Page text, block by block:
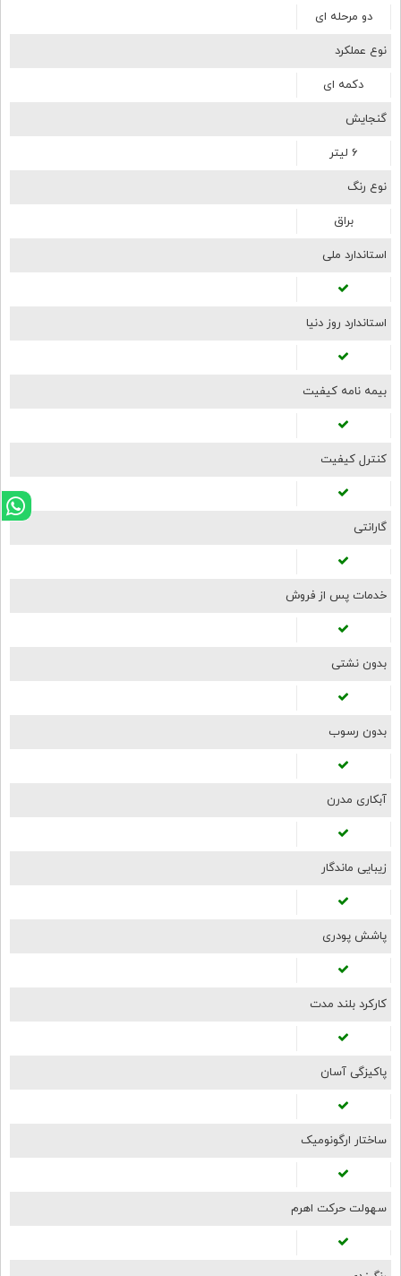
دو مرحله ای
نوع عملکرد
دکمه ای
گنجایش
6 لیتر
نوع رنگ
براق
استاندارد ملی
استاندارد روز دنیا
بیمه نامه کیفیت
کنترل کیفیت
گارانتی
خدمات پس از فروش
بدون نشتی
بدون رسوب
آبکاری مدرن
زیبایی ماندگار
پاشش پودری
کارکرد بلند مدت
پاکیزگی آسان
ساختار ارگونومیک
سهولت حرکت اهرم